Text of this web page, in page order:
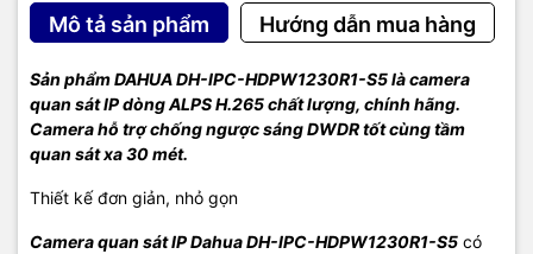
Mô tả sản phẩm Hướng dẫn mua hàng
Sản phẩm DAHUA DH-IPC-HDPW1230R1-S5 là camera
quan sát IP dòng ALPS H.265 chất lượng, chính hãng.
Camera hỗ trợ chống ngược sáng DWDR tốt cùng tầm
quan sát xa 30 mét.
Thiết kế đơn giản, nhỏ gọn
Camera quan sát IP Dahua DH-IPC-HDPW1230R1-S5 có